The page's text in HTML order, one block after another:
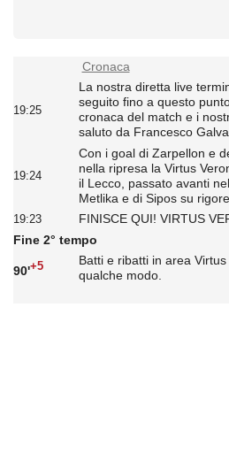
Cronaca
19:25
La nostra diretta live
seguito fino a questo
cronaca del match e i
saluto da Francesco
19:24
Con i goal di Zarpellon e
nella ripresa la Virtus
il Lecco, passato avanti
Metlika e di Sipos su rigore.
19:23
FINISCE QUI! VIRTUS
Fine 2° tempo
90'+5
Batti e ribatti in area
qualche modo.